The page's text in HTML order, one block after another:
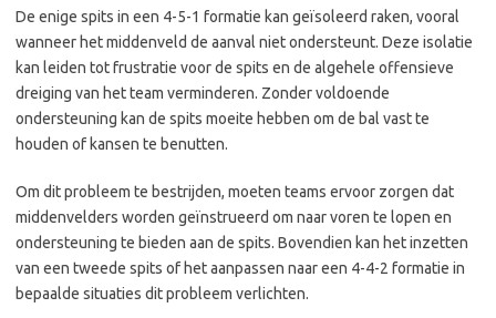
De enige spits in een 4-5-1 formatie kan geïsoleerd raken, vooral
wanneer het middenveld de aanval niet ondersteunt. Deze isolatie
kan leiden tot frustratie voor de spits en de algehele offensieve
dreiging van het team verminderen. Zonder voldoende
ondersteuning kan de spits moeite hebben om de bal vast te
houden of kansen te benutten.
Om dit probleem te bestrijden, moeten teams ervoor zorgen dat
middenvelders worden geïnstrueerd om naar voren te lopen en
ondersteuning te bieden aan de spits. Bovendien kan het inzetten
van een tweede spits of het aanpassen naar een 4-4-2 formatie in
bepaalde situaties dit probleem verlichten.